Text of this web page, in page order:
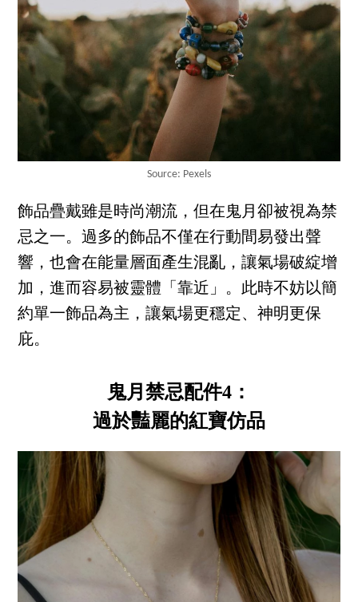
Source: Pexels
飾品疊戴雖是時尚潮流，但在鬼月卻被視為禁
忌之一。過多的飾品不僅在行動間易發出聲
響，也會在能量層面產生混亂，讓氣場破綻增
加，進而容易被靈體「靠近」。此時不妨以簡
約單一飾品為主，讓氣場更穩定、神明更保
庇。
鬼月禁忌配件4：
過於豔麗的紅寶仿品